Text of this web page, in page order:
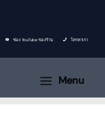
ช่อง YouTube ของร้าน โทรหาเรา
Menu